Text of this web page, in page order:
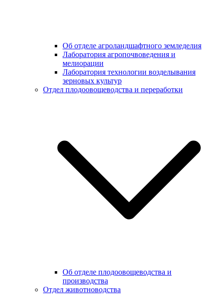
Об отделе агроландшафтного земледелия
Лаборатория агропочвоведения и
мелиорации
Лаборатория технологии возделывания
зерновых культур
Отдел плодоовощеводства и переработки
Об отделе плодоовощеводства и
производства
Отдел животноводства